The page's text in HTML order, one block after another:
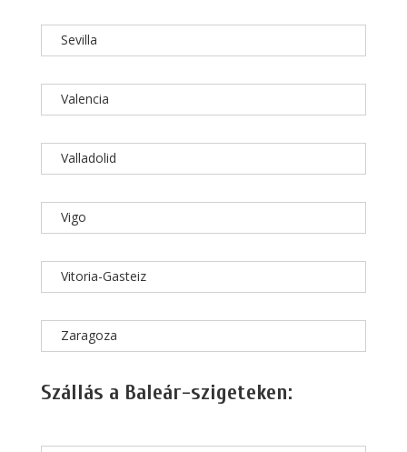
Sevilla
Valencia
Valladolid
Vigo
Vitoria-Gasteiz
Zaragoza
Szállás a Baleár-szigeteken: